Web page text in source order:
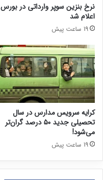
نرخ بنزین سوپر وارداتی در بورس
اعلام شد
19 ساعت پیش
کرایه سرویس مدارس در سال
تحصیلی جدید ۵۰ درصد گران‌تر
می‌شود!
19 ساعت پیش